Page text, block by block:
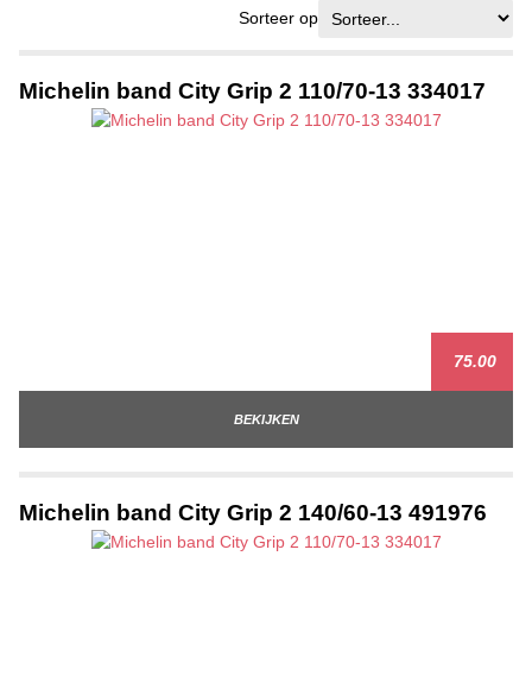
Sorteer op
Michelin band City Grip 2 110/70-13 334017
75.00
BEKIJKEN
Michelin band City Grip 2 140/60-13 491976